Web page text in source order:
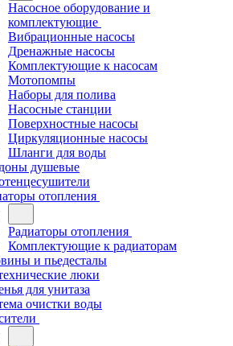
Насосное оборудование и
комплектующие
Вибрационные насосы
Дренажные насосы
Комплектующие к насосам
Мотопомпы
Наборы для полива
Насосные станции
Поверхностные насосы
Циркуляционные насосы
Шланги для воды
душевые
отопления
Радиаторы отопления
Комплектующие к радиаторам
и пьедесталы
люки
для унитаза
очистки воды